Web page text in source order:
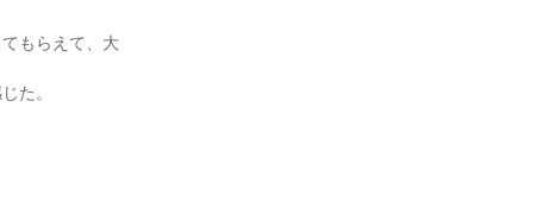
もらえて、大
た。